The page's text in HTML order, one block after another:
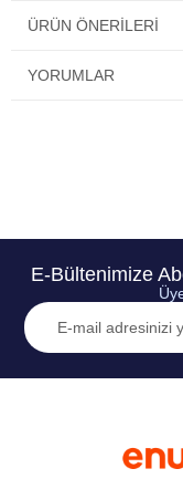
ÜRÜN ÖNERILERI
YORUMLAR
E-Bültenimize